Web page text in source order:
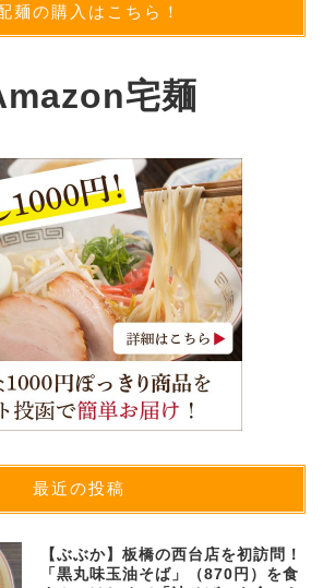
麺の購入はこちら！
宅麺
最近の投稿
【ぶぶか】板橋の西台店を初訪問！
「黒丸味玉油そば」（870円）を食